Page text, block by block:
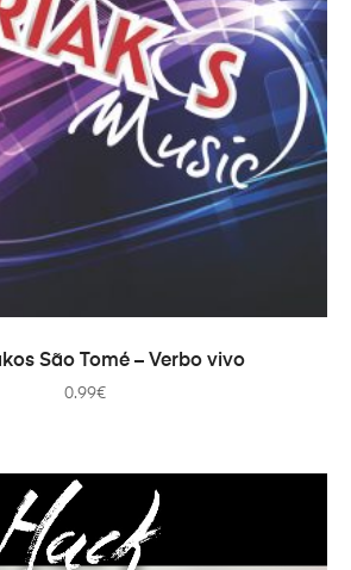
ADICIONAR
São Tomé – Verbo vivo
0.99€